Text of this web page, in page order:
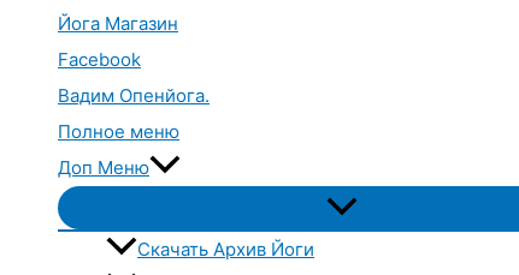
Йога Магазин
Facebook
Вадим Опенйога.
Полное меню
Доп Меню
Переключатель
меню
Скачать Архив Йоги